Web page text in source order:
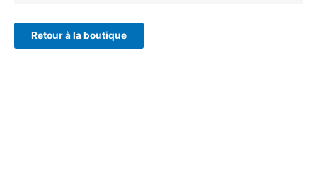
Retour à la boutique